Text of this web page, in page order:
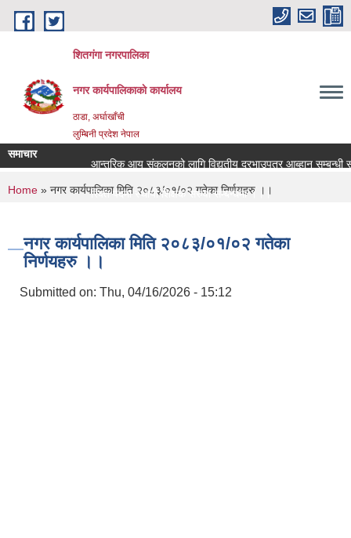
Skip to main content
शितगंगा नगरपालिका
नगर कार्यपालिकाकाे कार्यालय
ठाडा, अर्घाखाँची
लुम्बिनी प्रदेश नेपाल
समाचार
आन्तरिक आय संकलनको लागि विद्युतीय दरभाउपत्र आब्हान सम्बन्धी
रिक्त पदमा स्थायी शिक्षक सरुवा सम्बन्धमा ।।।
You are here
Home » नगर कार्यपालिका मिति २०८३/०१/०२ गतेका निर्णयहरु ।।
नगर कार्यपालिका मिति २०८३/०१/०२ गतेका
निर्णयहरु ।।
Submitted on: Thu, 04/16/2026 - 15:12